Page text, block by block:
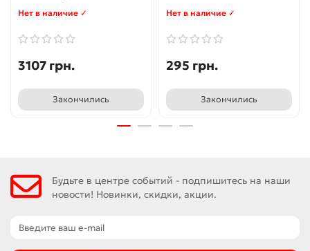
Нет в наличие ✓
3107 грн.
Закончились
Нет в наличие ✓
295 грн.
Закончились
Будьте в центре событий - подпишитесь на наши
новости! Новинки, скидки, акции.